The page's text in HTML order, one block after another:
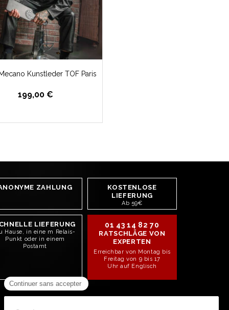
Kunstleder TOF Paris
199,00 €
ZAHLUNG
KOSTENLOSE
LIEFERUNG
Ab 59€
LIEFERUNG
Hause, in eine m Relais-
Punkt oder in einem
Postamt
01 43 14 82 70
RATSCHLÄGE VON
EXPERTEN
Erreichbar von Montag bis
Freitag von 9 bis 17
Uhr auf Englisch